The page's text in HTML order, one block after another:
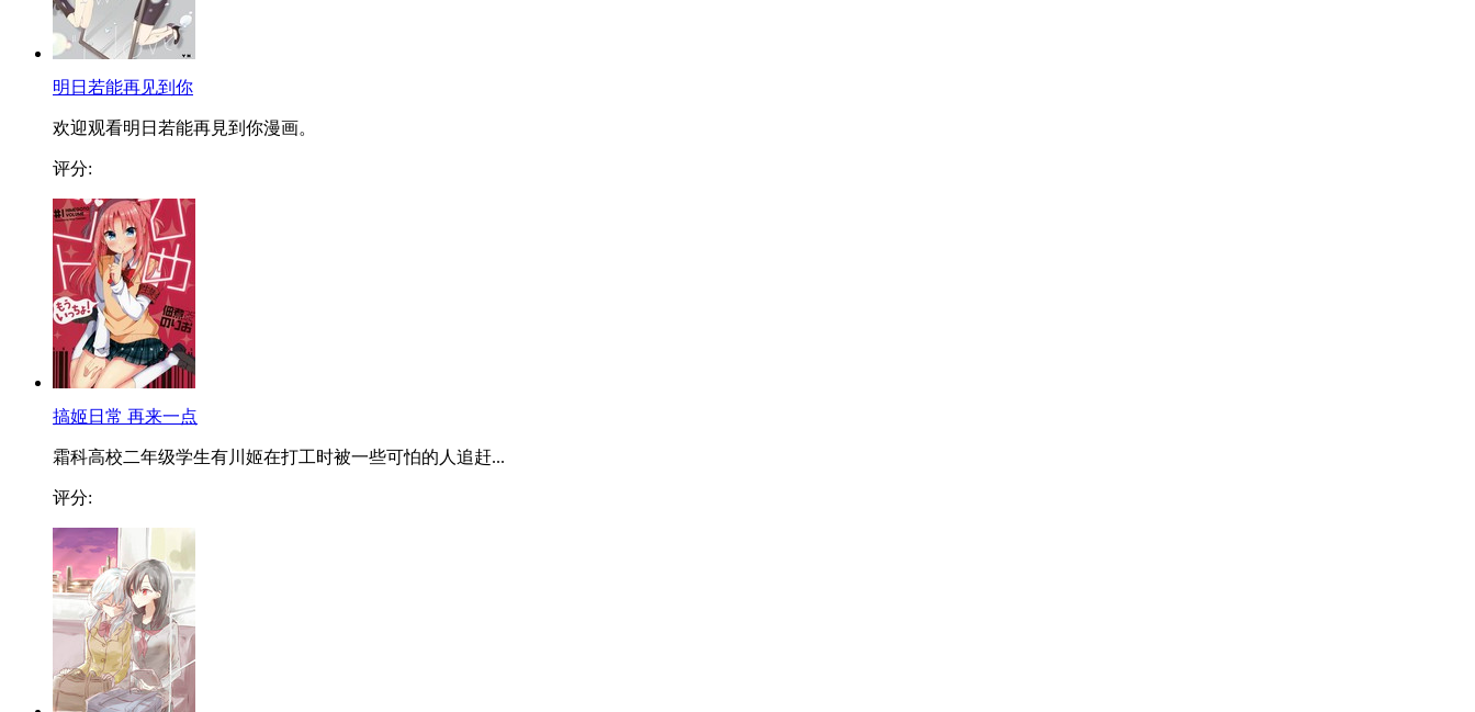
明日若能再见到你
欢迎观看明日若能再見到你漫画。
评分:
搞姬日常 再来一点
霜科高校二年级学生有川姬在打工时被一些可怕的人追赶...
评分: